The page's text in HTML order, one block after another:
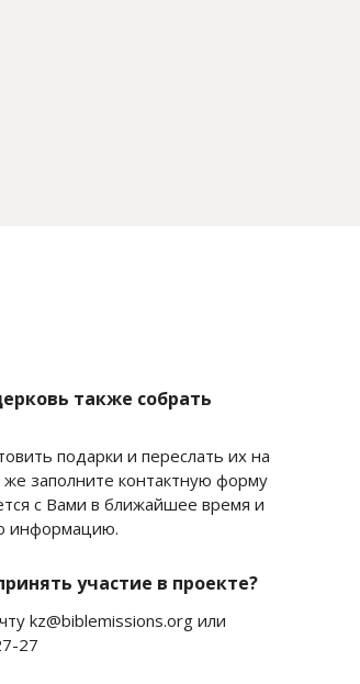
также собрать
подарки и переслать их на
заполните контактную форму
с Вами в ближайшее время и
информацию.
участие в проекте?
kz@biblemissions.org или
27